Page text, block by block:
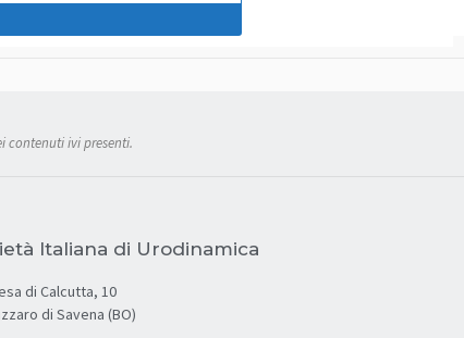
contenuti ivi presenti.
Italiana di Urodinamica
di Calcutta, 10
di Savena (BO)